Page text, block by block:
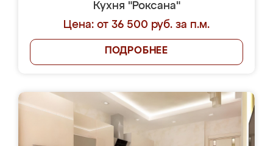
Кухня "Роксана"
Цена: от 36 500 руб. за п.м.
ПОДРОБНЕЕ